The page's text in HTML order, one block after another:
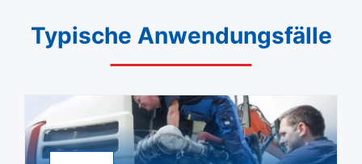
Typische Anwendungsfälle